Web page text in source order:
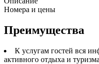
Номера и цены
Преимущества
К услугам гостей вся
активного отдыха и туризма